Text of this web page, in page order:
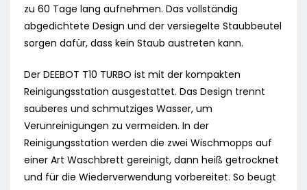
zu 60 Tage lang aufnehmen. Das vollständig
abgedichtete Design und der versiegelte Staubbeutel
sorgen dafür, dass kein Staub austreten kann.
Der DEEBOT T10 TURBO ist mit der kompakten
Reinigungsstation ausgestattet. Das Design trennt
sauberes und schmutziges Wasser, um
Verunreinigungen zu vermeiden. In der
Reinigungsstation werden die zwei Wischmopps auf
einer Art Waschbrett gereinigt, dann heiß getrocknet
und für die Wiederverwendung vorbereitet. So beugt